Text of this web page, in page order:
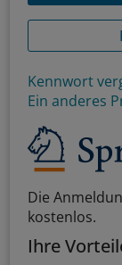
Kennwort
Ein anderes
Die
kostenlos.
Ihre